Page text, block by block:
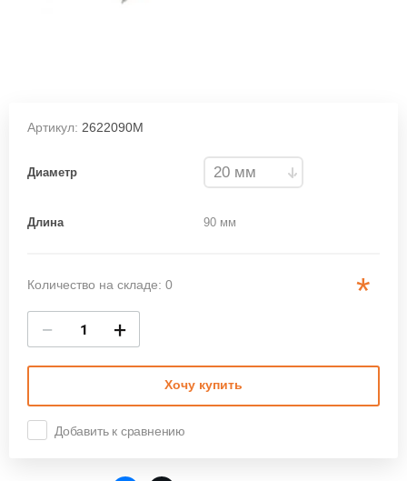
Артикул: 2622090М
Диаметр
Длина 90 мм
Количество на складе: 0 *
− +
Хочу купить
Добавить к сравнению